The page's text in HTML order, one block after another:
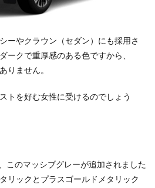
ーやクラウン（セダン）にも採用さ
ークで重厚感のある色ですから、
りません。
トを好む女性に受けるのでしょう
このマッシブグレーが追加されました
リックとプラスゴールドメタリック